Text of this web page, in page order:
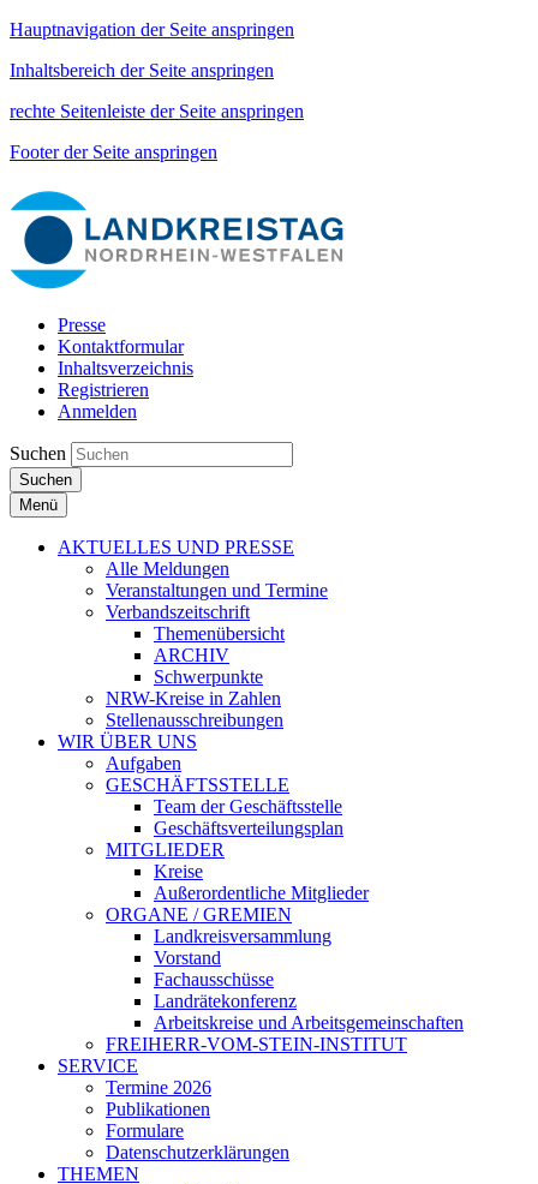
Hauptnavigation der Seite anspringen
Inhaltsbereich der Seite anspringen
rechte Seitenleiste der Seite anspringen
Footer der Seite anspringen
Presse
Kontaktformular
Inhaltsverzeichnis
Registrieren
Anmelden
Suchen
Suchen
Menü
AKTUELLES UND PRESSE
Alle Meldungen
Veranstaltungen und Termine
Verbandszeitschrift
Themenübersicht
ARCHIV
Schwerpunkte
NRW-Kreise in Zahlen
Stellenausschreibungen
WIR ÜBER UNS
Aufgaben
GESCHÄFTSSTELLE
Team der Geschäftsstelle
Geschäftsverteilungsplan
MITGLIEDER
Kreise
Außerordentliche Mitglieder
ORGANE / GREMIEN
Landkreisversammlung
Vorstand
Fachausschüsse
Landrätekonferenz
Arbeitskreise und Arbeitsgemeinschaften
FREIHERR-VOM-STEIN-INSTITUT
SERVICE
Termine 2026
Publikationen
Formulare
Datenschutzerklärungen
THEMEN